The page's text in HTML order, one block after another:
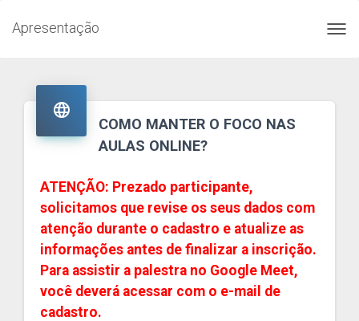
Apresentação

COMO MANTER O FOCO NAS
AULAS ONLINE?
ATENÇÃO: Prezado participante,
solicitamos que revise os seus dados com
atenção durante o cadastro e atualize as
informações antes de finalizar a inscrição.
Para assistir a palestra no Google Meet,
você deverá acessar com o e-mail de
cadastro.